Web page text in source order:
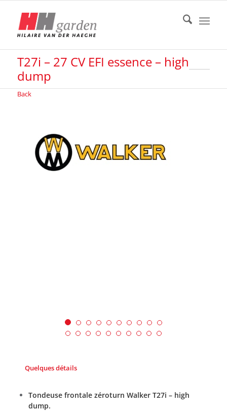
T27i – 27 CV EFI essence – high
dump
Back
Quelques détails
Tondeuse frontale zéroturn Walker T27i – high
dump.